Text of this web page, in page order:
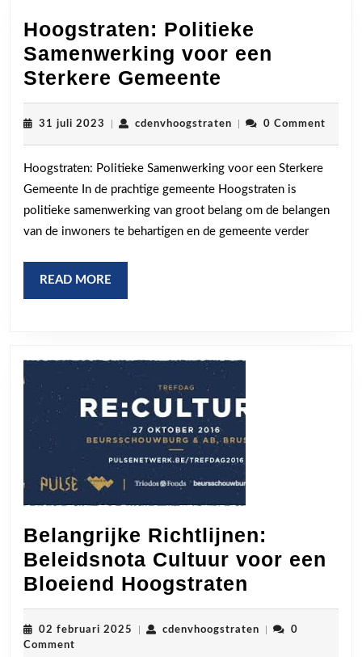
Hoogstraten: Politieke
Samenwerking voor een
Sterkere Gemeente
Politieke
voor
een
Sterkere
Gemeente
31 juli 2023 31
cdenvhoogstratencdenvhoogstraten
0 Comment
Hoogstraten: Politieke Samenwerking voor een Sterkere
Gemeente In de prachtige gemeente Hoogstraten is
politieke samenwerking van groot belang om de belangen
van de inwoners te behartigen en de gemeente verder
READ MORE
MORE
Belangrijke Richtlijnen:
Beleidsnota Cultuur voor een
Bloeiend Hoogstraten
02 februari 2025 02
cdenvhoogstratencdenvhoogstraten
0
Comment